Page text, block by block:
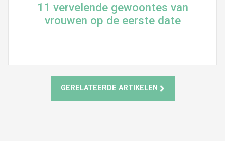
11 vervelende gewoontes van
vrouwen op de eerste date
GERELATEERDE ARTIKELEN